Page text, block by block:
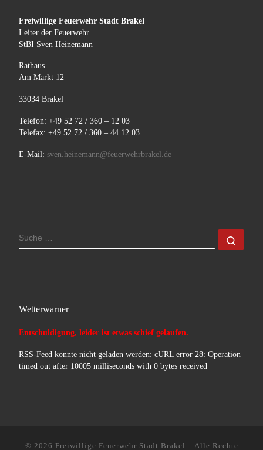
Freiwillige Feuerwehr Stadt Brakel
Leiter der Feuerwehr
StBI Sven Heinemann
Rathaus
Am Markt 12
33034 Brakel
Telefon: +49 52 72 / 360 – 12 03
Telefax: +49 52 72 / 360 – 44 12 03
E-Mail: sven.heinemann@feuerwehrbrakel.de
SUCHE
Wetterwarner
Entschuldigung, leider ist etwas schief gelaufen.
RSS-Feed konnte nicht geladen werden: cURL error 28: Operation
timed out after 10005 milliseconds with 0 bytes received
© 2026 Freiwillige Feuerwehr Stadt Brakel – Alle Rechte